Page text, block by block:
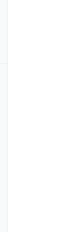
بر دانش فنی و
گام برمی‌دارد. ما
و زیربنای
تصفیه آب
فناوری‌های نوین